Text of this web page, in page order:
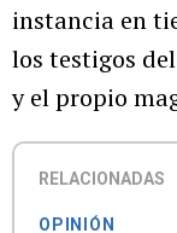
instancia en
los testigos
y el propio
RELACIONADAS
OPINIÓN